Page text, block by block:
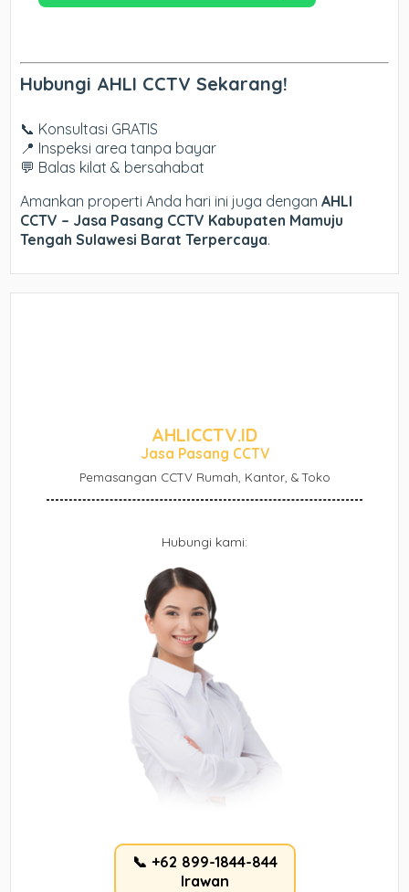
Hubungi AHLI CCTV Sekarang!
📞 Konsultasi GRATIS
📍 Inspeksi area tanpa bayar
💬 Balas kilat & bersahabat
Amankan properti Anda hari ini juga denganAHLI
CCTV – Jasa Pasang CCTV Kabupaten Mamuju
Tengah Sulawesi Barat Terpercaya.
AHLICCTV.ID
Jasa Pasang CCTV
Pemasangan CCTV Rumah, Kantor, & Toko
Hubungi kami:
📞 +62 899-1844-844
Irawan